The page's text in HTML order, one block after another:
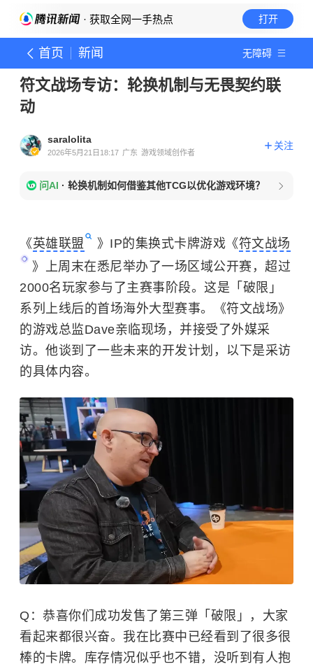
· 获取全网一手热点 打开
首页 新闻 无障碍
符文战场专访：轮换机制与无畏契约联
动
saralolita
2026年5月21日18:17 广东 游戏领域创作者
关注
问AI · 轮换机制如何借鉴其他TCG以优化游戏环境？
《英雄联盟 》IP的集换式卡牌游戏《符文战场
》上周末在悉尼举办了一场区域公开赛，超过
2000名玩家参与了主赛事阶段。这是「破限」
系列上线后的首场海外大型赛事。《符文战场》
的游戏总监Dave亲临现场，并接受了外媒采
访。他谈到了一些未来的开发计划，以下是采访
的具体内容。
Q：恭喜你们成功发售了第三弹「破限」，大家
看起来都很兴奋。我在比赛中已经看到了很多很
棒的卡牌。库存情况似乎也不错，没听到有人抱